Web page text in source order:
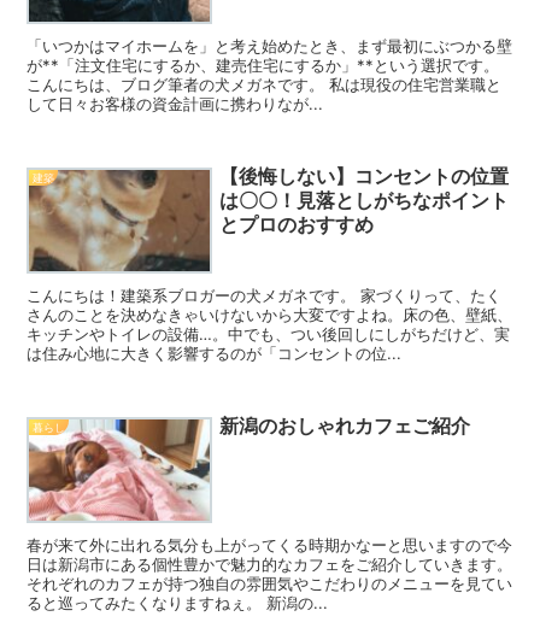
「いつかはマイホームを」と考え始めたとき、まず最初にぶつかる壁
が**「注文住宅にするか、建売住宅にするか」**という選択です。
こんにちは、ブログ筆者の犬メガネです。 私は現役の住宅営業職と
して日々お客様の資金計画に携わりなが...
建築
【後悔しない】コンセントの位置
は〇〇！見落としがちなポイント
とプロのおすすめ
こんにちは！建築系ブロガーの犬メガネです。 家づくりって、たく
さんのことを決めなきゃいけないから大変ですよね。床の色、壁紙、
キッチンやトイレの設備…。中でも、つい後回しにしがちだけど、実
は住み心地に大きく影響するのが「コンセントの位...
暮らし 新潟のおしゃれカフェご紹介
春が来て外に出れる気分も上がってくる時期かなーと思いますので今
日は新潟市にある個性豊かで魅力的なカフェをご紹介していきます。
それぞれのカフェが持つ独自の雰囲気やこだわりのメニューを見てい
ると巡ってみたくなりますねぇ。 新潟の...